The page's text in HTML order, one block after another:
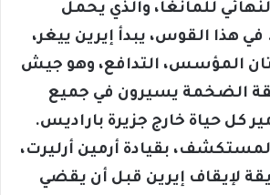
للمانغا، والذي يحمل
في هذا القوس، يبدأ إيرين ييغر،
المؤسس، التدافع، وهو جيش
الضخمة يسيرون في جميع
كل حياة خارج جزيرة باراديس.
بقيادة أرمين أرليرت،
لإيقاف إيرين قبل أن يقضي